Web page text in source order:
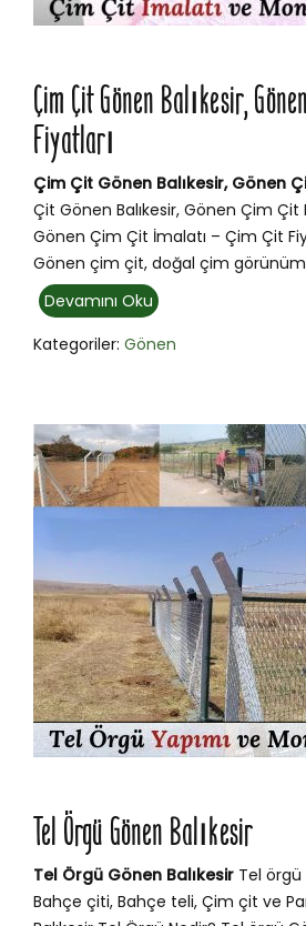
Çim Çit Gönen Balıkesir,
Fiyatları
Çim Çit Gönen Balıkesir, Gönen
Çit Gönen Balıkesir, Gönen Çim Çit
Gönen Çim Çit İmalatı – Çim Çit
Gönen çim çit, doğal çim
Devamını Oku
Kategoriler: Gönen
Tel Örgü Gönen Balıkesir
Tel Örgü Gönen Balıkesir Tel örgü
Bahçe çiti, Bahçe teli, Çim çit ve